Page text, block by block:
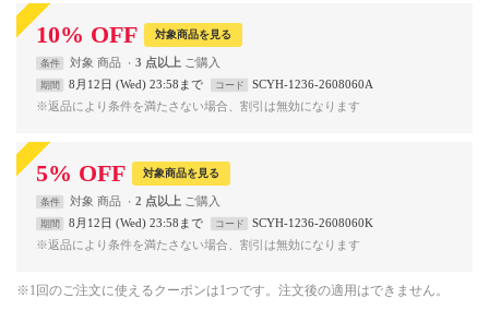
10% OFF 対象商品を見る
条件 対象 商品 3 点以上
期間 8月12日 (Wed) 23:58まで コード
SCYH-1236-2608060A
※返品により条件を満たさない場合、割引は無効になります
5% OFF 対象商品を見る
条件 対象 商品 2 点以上
期間 8月12日 (Wed) 23:58まで コード
SCYH-1236-2608060K
※返品により条件を満たさない場合、割引は無効になります
※1回のご注文に使えるクーポンは1つです。注文後の適用はできません。